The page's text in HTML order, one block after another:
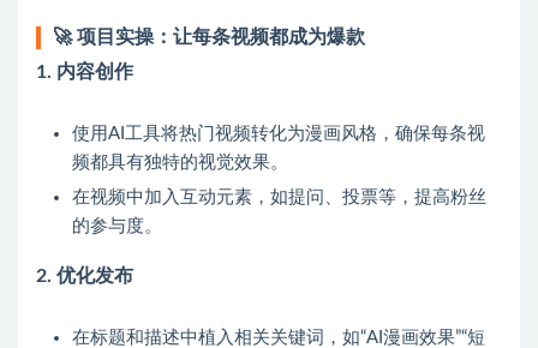
🚀项目实操：让每条视频都成为爆款
1. 内容创作
使用AI工具将热门视频转化为漫画风格，确保每条视
频都具有独特的视觉效果。
在视频中加入互动元素，如提问、投票等，提高粉丝
的参与度。
2. 优化发布
在标题和描述中植入相关关键词，如“AI漫画效果”“短